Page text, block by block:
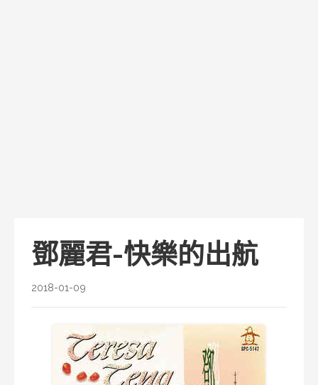
鄧麗君-快樂的出航
2018-01-09